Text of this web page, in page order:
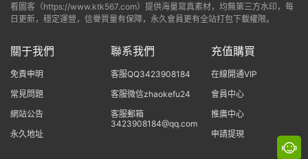
看圖客（https://www.ktk567.com）提供海量寫真素材，均無第三方水印，每
日更新，穩定運營，信譽質量有保障，永久會員更有全站打包下載權限。
關于我們
免責申明
常見問題
網站公告
永久地址
聯系我們
客服QQ3423908184
客服微信zhaokefu24
客服郵箱
3423908184@qq.com
充值購買
在線開通VIP
會員中心
推廣中心
申請提現